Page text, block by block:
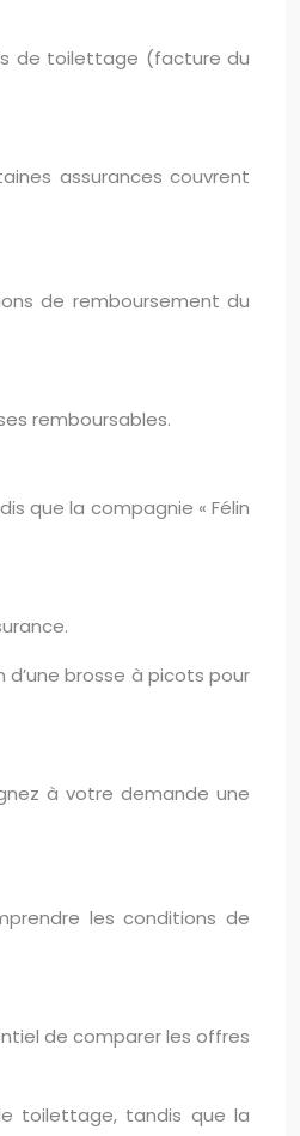
de toilettage (facture du
assurances couvrent
de remboursement du
remboursables.
que la compagnie « Félin
brosse à picots pour
à votre demande une
les conditions de
de comparer les offres
toilettage, tandis que la